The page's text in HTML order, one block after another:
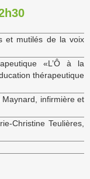
et mutilés de la voix
«L’Ô à la
thérapeutique
infirmière et
Christine Teulières,